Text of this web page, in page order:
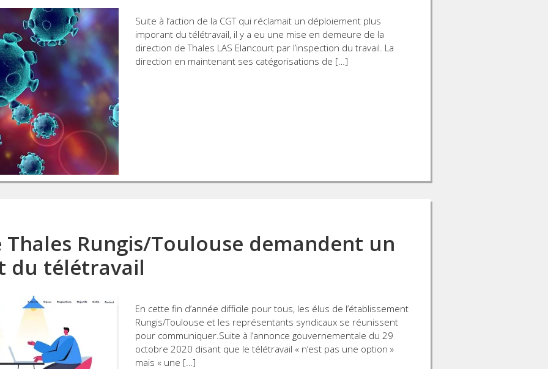
Suite à l’action de la CGT qui réclamait un déploiement plus
imporant du télétravail, il y a eu une mise en demeure de la
direction de Thales LAS Elancourt par l’inspection du travail. La
direction en maintenant ses catégorisations de […]
Thales Rungis/Toulouse demandent un
du télétravail
En cette fin d’année difficile pour tous, les élus de l’établissement
Rungis/Toulouse et les représentants syndicaux se réunissent
pour communiquer.Suite à l’annonce gouvernementale du 29
octobre 2020 disant que le télétravail « n’est pas une option »
mais « une […]